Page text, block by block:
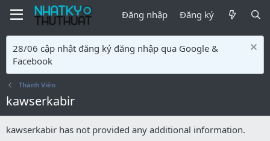
Đăng nhập Đăng ký
28/06 cập nhật đăng ký đăng nhập qua Google &
Facebook
Thành Viên
kawserkabir
kawserkabir has not provided any additional information.